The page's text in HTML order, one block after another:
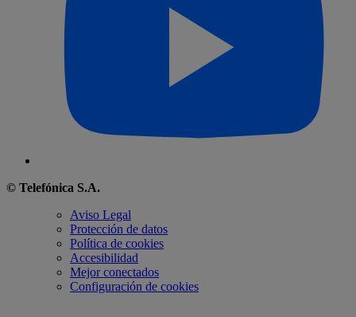
© Telefónica S.A.
Aviso Legal
Protección de datos
Política de cookies
Accesibilidad
Mejor conectados
Configuración de cookies